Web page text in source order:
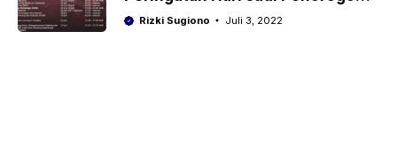
Ke-526
Rizki Sugiono Juli 3, 2022